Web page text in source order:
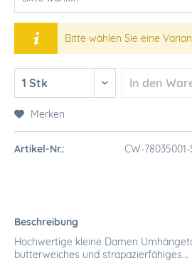
Bitte wählen Sie eine
In den
Merken
Artikel-Nr.: CW-
Beschreibung
Hochwertige kleine Damen
butterweiches und strapazierfähiges...